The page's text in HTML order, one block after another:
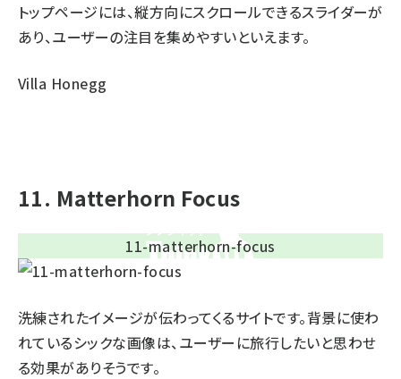
トップページには、縦方向にスクロールできるスライダーが
あり、ユーザーの注目を集めやすいといえます。
Villa Honegg
11. Matterhorn Focus
洗練されたイメージが伝わってくるサイトです。背景に使わ
れているシックな画像は、ユーザーに旅行したいと思わせ
る効果がありそうです。